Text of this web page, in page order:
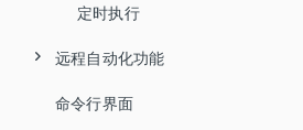
开始你的第一个项目
录制第一个自动化脚本
认识模型文件
演练
编辑feature文件
Web录制选项
Qt录制选项
Java录制选项
剧本文件编辑
剧本编辑概述
可视模式
代码编辑
代码/剧本匹配
Python语言支持
侦测规则
对象属性
控件操作
控件截屏
级联对象
代码生成
描述模式
定时执行
远程自动化功能
界面
命令行界面